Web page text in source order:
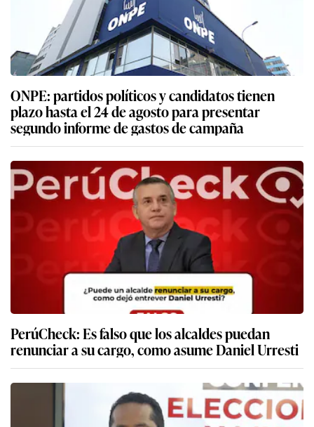
ONPE: partidos políticos y candidatos tienen
plazo hasta el 24 de agosto para presentar
segundo informe de gastos de campaña
PerúCheck: Es falso que los alcaldes puedan
renunciar a su cargo, como asume Daniel Urresti